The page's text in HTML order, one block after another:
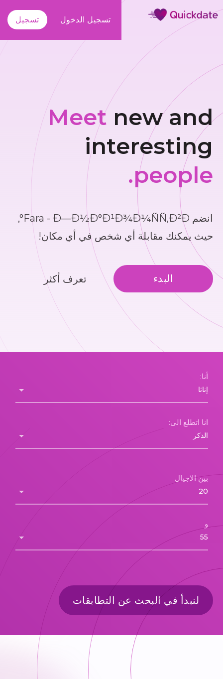
تسجيل الدخول تسجيل
Meetnew and
interesting
people.
انضم Fara - Ð—Ð½Ð°Ð¹Ð¾Ð¼ÑÑ‚Ð²Ð°,
حيث يمكنك مقابلة أي شخص في أي مكان!
البدء تعرف أكثر
أنا:
انا اتطلع الى:
بين الاجيال
و
لنبدأ في البحث عن التطابقات